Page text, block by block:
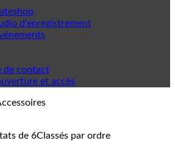
d'enregistrement
de contact
et accès
de 6Classés par ordre